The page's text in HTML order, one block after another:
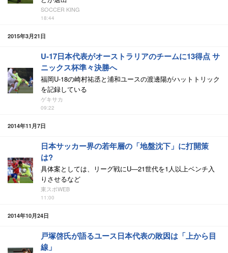
SOCCER KING
18:44
2015年3月21日
U-17日本代表がオーストラリアのチームに13得点 サ
ニックス杯準々決勝へ
福岡U-18の崎村祐丞と浦和ユースの渡邊陽がハットトリック
を記録している
ゲキサカ
09:22
2014年11月7日
日本サッカー界の若年層の「地盤沈下」に打開策
は?
具体案としては、リーグ戦にU―21世代を1人以上ベンチ入
りさせるなど
東スポWEB
11:00
2014年10月24日
戸塚啓氏が語るユース日本代表の敗因は「上から目
線」